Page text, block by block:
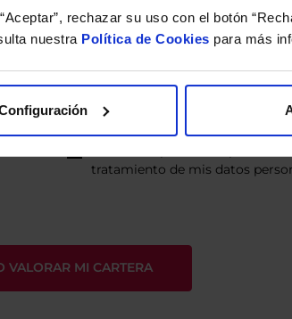
rechazar su uso con el botón
nuestra Política de Cookies para más
tratamiento de mis datos